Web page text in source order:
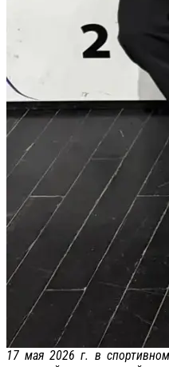
17 мая 2026 г. в